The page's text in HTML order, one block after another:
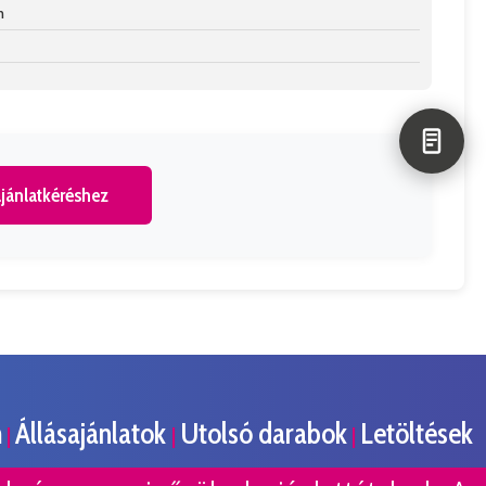
| Állásajánlatok | Utolsó darabok | Letöltések